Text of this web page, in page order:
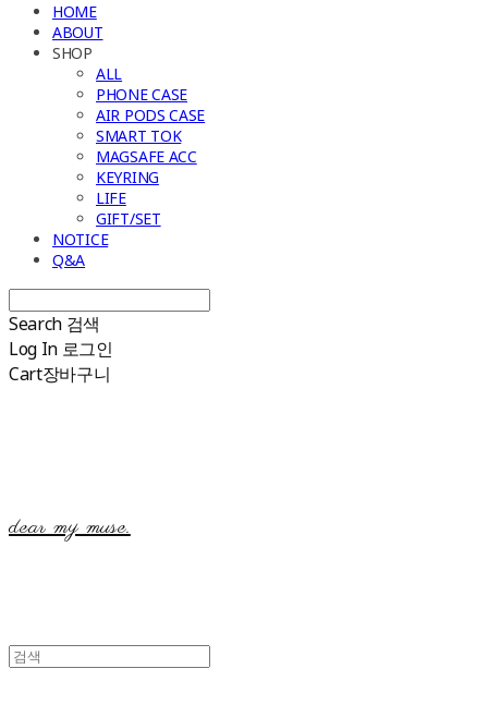
HOME
ABOUT
SHOP
ALL
PHONE CASE
AIR PODS CASE
SMART TOK
MAGSAFE ACC
KEYRING
LIFE
GIFT/SET
NOTICE
Q&A
Search 검색
Log In 로그인
Cart장바구니
dear my muse.